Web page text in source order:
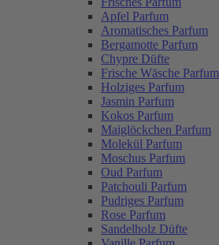
Apfel Parfum
Aromatisches Parfum
Bergamotte Parfum
Chypre Düfte
Frische Wäsche Parfum
Holziges Parfum
Jasmin Parfum
Kokos Parfum
Maiglöckchen Parfum
Molekül Parfum
Moschus Parfum
Oud Parfum
Patchouli Parfum
Pudriges Parfum
Rose Parfum
Sandelholz Düfte